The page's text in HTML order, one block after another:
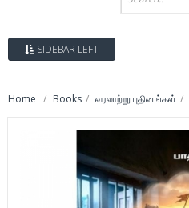
SIDEBAR LEFT
Home Books வரலாற்று புதினங்கள்